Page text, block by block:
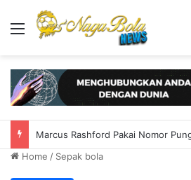
Menu
Home / Sepak bola